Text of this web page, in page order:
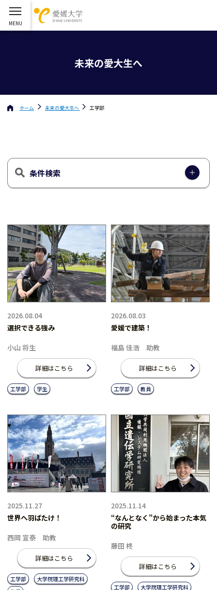
未来の愛大生へ
ホーム 未来の愛大生へ 工学部
条件検索
2026.08.04
選択できる強み
小山 将生
詳細はこちら
工学部 学生
2026.08.03
愛媛で建築！
福島 佳浩 助教
詳細はこちら
工学部 教員
2025.11.27
世界へ羽ばたけ！
西岡 宣泰 助教
詳細はこちら
工学部
大学院理工学研究科
2025.11.14
“なんとなく”から始まった本気
の研究
藤田 柊
詳細はこちら
工学部
大学院理工学研究科